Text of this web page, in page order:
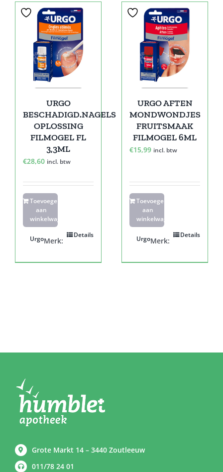
URGO
BESCHADIGD.NAGELS
OPLOSSING
FILMOGEL FL
3,3ML
€28,60 incl. btw
Toevoegen
aan
winkelwagen
Details
Merk:
Urgo
URGO AFTEN
MONDWONDJES
FRUITSMAAK
FILMOGEL 6ML
€15,99 incl. btw
Toevoegen
aan
winkelwagen
Details
Merk:
Urgo
Grote Markt 14 – 3440 Zoutleeuw
011/78 24 01